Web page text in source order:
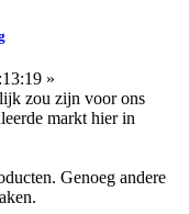
»
zou zijn voor ons
markt hier in
Genoeg andere